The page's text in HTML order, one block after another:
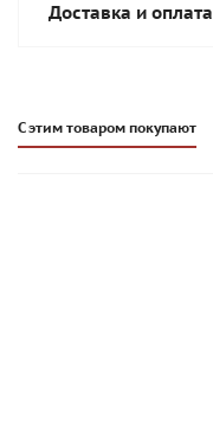
Доставка и оплата
С этим товаром покупают